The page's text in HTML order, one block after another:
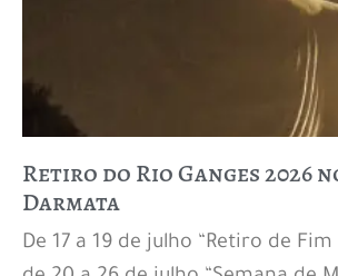
Retiro do Rio Ganges 2026
Darmata
De 17 a 19 de julho “Retiro de Fim